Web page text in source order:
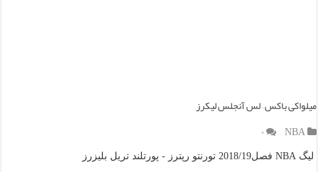
میلواکی باکس – لس آنجلس لیکرز
NBA
۰
لیگ NBA فصل2018/19 تورنتو رپترز - پورتلند تریل بلیزرز